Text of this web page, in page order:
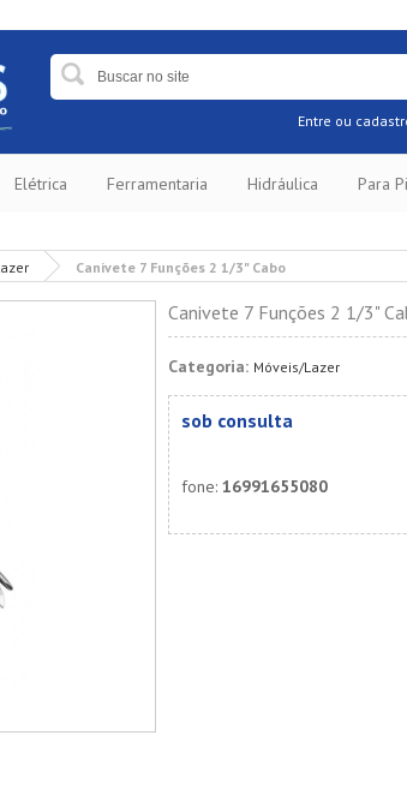
Entre ou
Elétrica Ferramentaria Hidráulica Para
Canivete 7 Funções 2 1/3" Cabo
Canivete 7 Funções 2 1/3"
Categoria: Móveis/Lazer
sob consulta
fone: 16991655080